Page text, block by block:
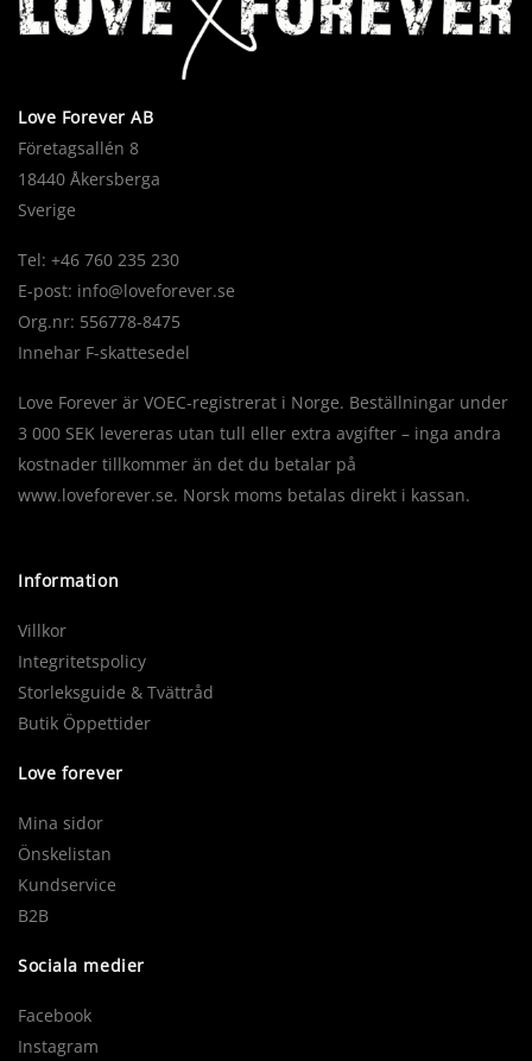
Love Forever AB
Företagsallén 8
18440 Åkersberga
Sverige
Tel: +46 760 235 230
E-post: info@loveforever.se
Org.nr: 556778-8475
Innehar F-skattesedel
Love Forever är VOEC-registrerat i Norge. Beställningar under
3 000 SEK levereras utan tull eller extra avgifter – inga andra
kostnader tillkommer än det du betalar på
www.loveforever.se. Norsk moms betalas direkt i kassan.
Information
Villkor
Integritetspolicy
Storleksguide & Tvättråd
Butik Öppettider
Love forever
Mina sidor
Önskelistan
Kundservice
B2B
Sociala medier
Facebook
Instagram